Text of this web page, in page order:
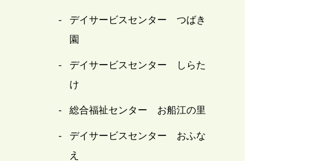
デイサービスセンター つばき
園
デイサービスセンター しらた
け
総合福祉センター お船江の里
デイサービスセンター おふな
え